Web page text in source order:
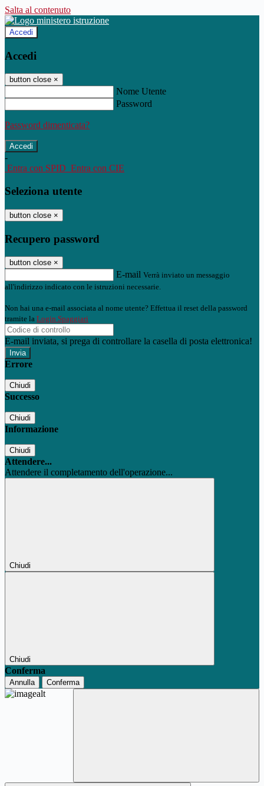
Salta al contenuto
Accedi
Accedi
button close ×
Nome Utente
Password
Password dimenticata?
-
Entra con SPID Entra con CIE
Seleziona utente
button close ×
Recupero password
button close ×
E-mail Verrà inviato un messaggio
all'indirizzo indicato con le istruzioni necessarie.
Non hai una e-mail associata al nome utente? Effettua il reset della password
tramite la Login Spaggiari
E-mail inviata, si prega di controllare la casella di posta elettronica!
Errore
Chiudi
Successo
Chiudi
Informazione
Chiudi
Attendere...
Attendere il completamento dell'operazione...
Chiudi
Chiudi
Conferma
Annulla Conferma